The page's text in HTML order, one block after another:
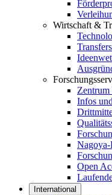
Wirtschaft &
Zentrum
Infos
Open
International